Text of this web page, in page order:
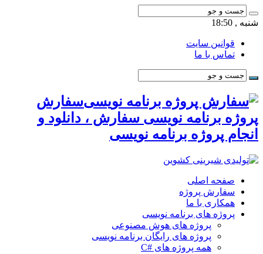
شنبه , 18:50
قوانین سایت
تماس با ما
سفارش
پروژه برنامه نویسی سفارش ، دانلود و
انجام پروژه برنامه نویسی
صفحه اصلی
سفارش پروژه
همکاری با ما
پروژه های برنامه نویسی
پروژه های هوش مصنوعی
پروژه های رایگان برنامه نویسی
همه پروژه های #C